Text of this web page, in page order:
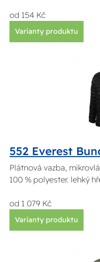
od 154 Kč
Varianty produktu
552 Everest
Plátnová vazba,
100 % polyester. lehký
od 1 079 Kč
Varianty produktu